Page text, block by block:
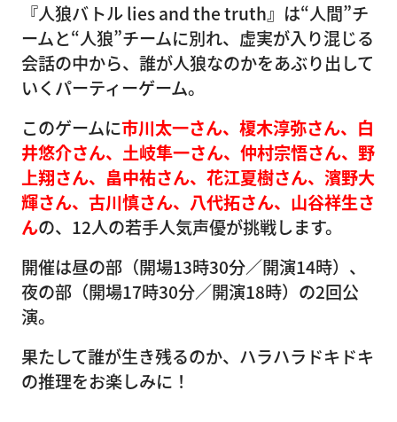
『人狼バトル lies and the truth』は“人間”チ
ームと“人狼”チームに別れ、虚実が入り混じる
会話の中から、誰が人狼なのかをあぶり出して
いくパーティーゲーム。
このゲームに市川太一さん、榎木淳弥さん、白
井悠介さん、土岐隼一さん、仲村宗悟さん、野
上翔さん、畠中祐さん、花江夏樹さん、濱野大
輝さん、古川慎さん、八代拓さん、山谷祥生さ
んの、12人の若手人気声優が挑戦します。
開催は昼の部（開場13時30分／開演14時）、
夜の部（開場17時30分／開演18時）の2回公
演。
果たして誰が生き残るのか、ハラハラドキドキ
の推理をお楽しみに！